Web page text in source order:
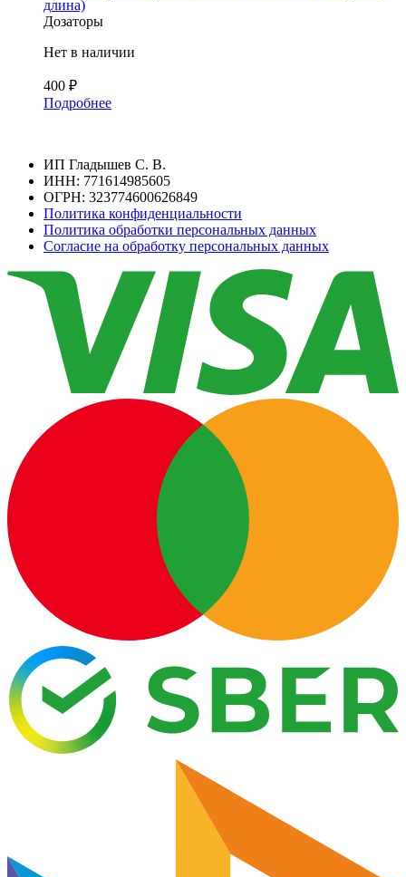
длина)
Дозаторы
Нет в наличии
400 ₽
Подробнее
ИП Гладышев С. В.
ИНН: 771614985605
ОГРН: 323774600626849
Политика конфиденциальности
Политика обработки персональных данных
Согласие на обработку персональных данных